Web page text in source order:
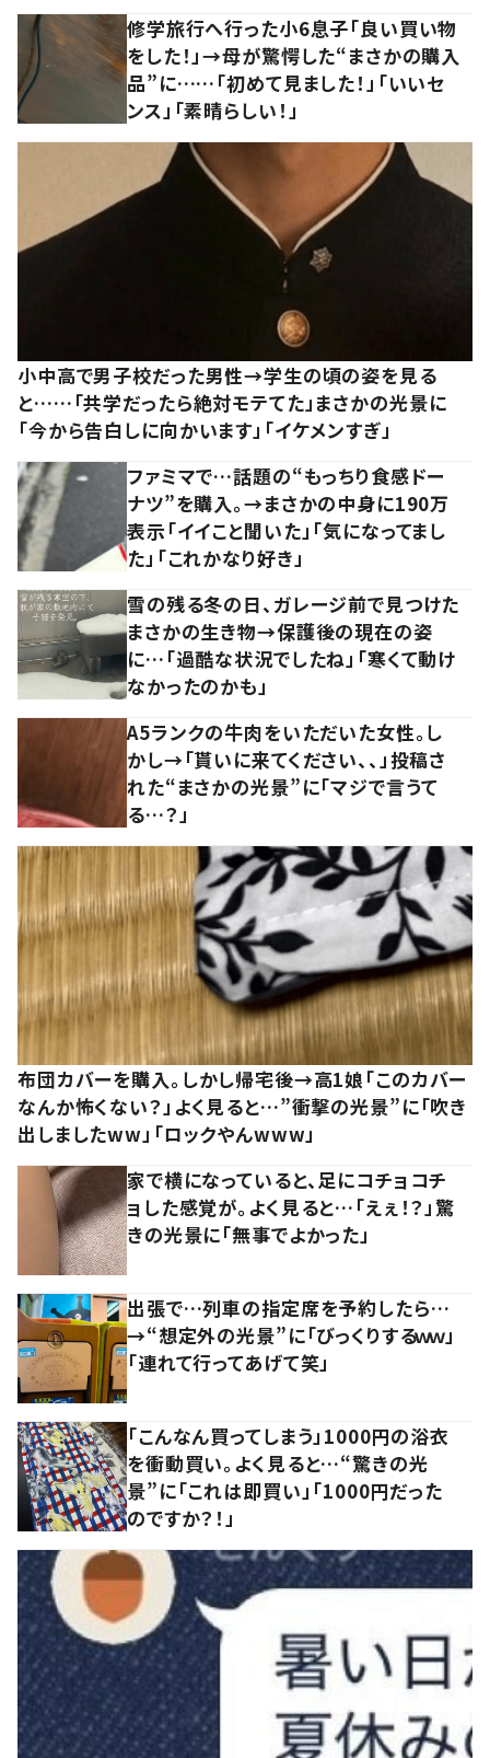
修学旅行へ行った小6息子「良い買い物
をした！」→母が驚愕した“まさかの購入
品”に……「初めて見ました！」「いいセ
ンス」「素晴らしい！」
小中高で男子校だった男性→学生の頃の姿を見る
と……「共学だったら絶対モテてた」まさかの光景に
「今から告白しに向かいます」「イケメンすぎ」
ファミマで…話題の“もっちり食感ドー
ナツ”を購入。→まさかの中身に190万
表示「イイこと聞いた」「気になってまし
た」「これかなり好き」
雪の残る冬の日、ガレージ前で見つけた
まさかの生き物→保護後の現在の姿
に…「過酷な状況でしたね」「寒くて動け
なかったのかも」
A5ランクの牛肉をいただいた女性。し
かし→「貰いに来てください、、」投稿さ
れた“まさかの光景”に「マジで言うて
る…？」
布団カバーを購入。しかし帰宅後→高1娘「このカバー
なんか怖くない？」よく見ると…”衝撃の光景”に「吹き
出しましたww」「ロックやんwww」
家で横になっていると、足にコチョコチ
ョした感覚が。よく見ると…「えぇ！？」驚
きの光景に「無事でよかった」
出張で…列車の指定席を予約したら…
→“想定外の光景”に「びっくりするｗｗ」
「連れて行ってあげて笑」
「こんなん買ってしまう」1000円の浴衣
を衝動買い。よく見ると…“驚きの光
景”に「これは即買い」「1000円だった
のですか？！」